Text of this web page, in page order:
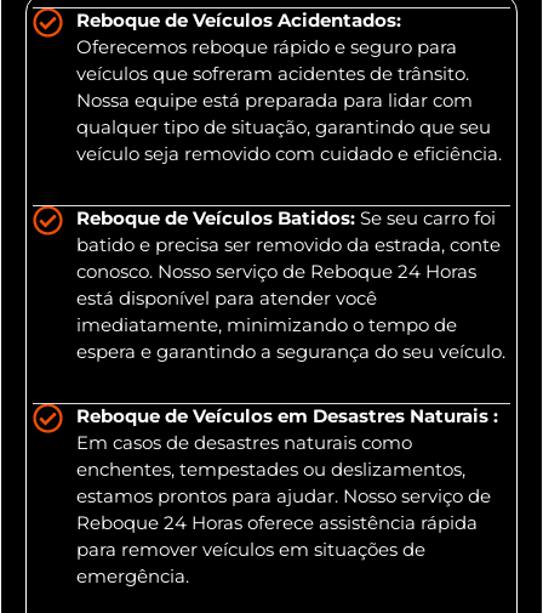
Reboque de Veículos Acidentados:
Oferecemos reboque rápido e seguro para
veículos que sofreram acidentes de trânsito.
Nossa equipe está preparada para lidar com
qualquer tipo de situação, garantindo que seu
veículo seja removido com cuidado e eficiência.
Reboque de Veículos Batidos: Se seu carro foi
batido e precisa ser removido da estrada, conte
conosco. Nosso serviço de Reboque 24 Horas
está disponível para atender você
imediatamente, minimizando o tempo de
espera e garantindo a segurança do seu veículo.
Reboque de Veículos em Desastres Naturais :
Em casos de desastres naturais como
enchentes, tempestades ou deslizamentos,
estamos prontos para ajudar. Nosso serviço de
Reboque 24 Horas oferece assistência rápida
para remover veículos em situações de
emergência.